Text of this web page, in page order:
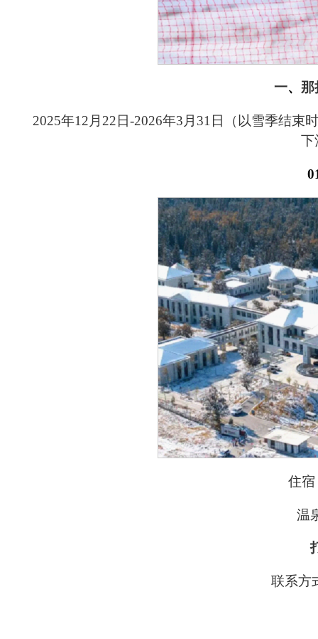
一、 那
2025年12 月 22 日-2026年3 月 31 日（以雪季结束
下
住宿
温
联系方